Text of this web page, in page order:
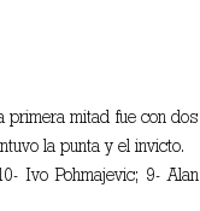
primera mitad fue con dos
la punta y el invicto.
Ivo Pohmajevic; 9- Alan